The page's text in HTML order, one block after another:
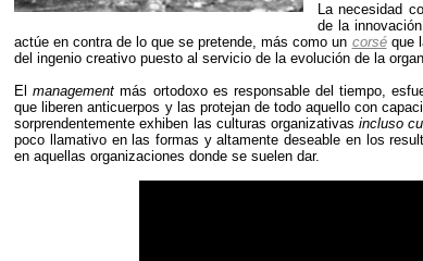
La necesidad
de la
actúe en contra de lo que se pretende, más como un corséque
del ingenio creativo puesto al servicio de la evolución de la
Elmanagement más ortodoxo es responsable del tiempo,
que liberen anticuerpos y las protejan de todo aquello con
sorprendentemente exhiben las culturas organizativasincluso
poco llamativo en las formas y altamente deseable en los
en aquellas organizaciones donde se suelen dar.